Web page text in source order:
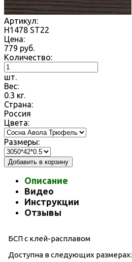
Артикул:
H1478 ST22
Цена:
779 руб.
Количество:
шт.
Вес:
0.3 кг.
Страна:
Россия
Цвета:
Размеры:
Добавить в корзину
Описание
Видео
Инструкции
Отзывы
БСП с клей-расплавом
Доступна в следующих размерах: